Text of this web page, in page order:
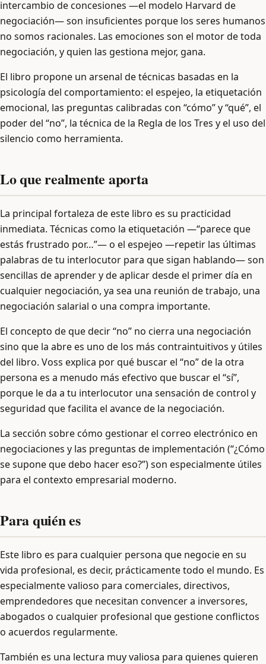
intercambio de concesiones —el modelo Harvard de
negociación— son insuficientes porque los seres humanos
no somos racionales. Las emociones son el motor de toda
negociación, y quien las gestiona mejor, gana.
El libro propone un arsenal de técnicas basadas en la
psicología del comportamiento: el espejeo, la etiquetación
emocional, las preguntas calibradas con “cómo” y “qué”, el
poder del “no”, la técnica de la Regla de los Tres y el uso del
silencio como herramienta.
Lo que realmente aporta
La principal fortaleza de este libro es su practicidad
inmediata. Técnicas como la etiquetación —“parece que
estás frustrado por…”— o el espejeo —repetir las últimas
palabras de tu interlocutor para que sigan hablando— son
sencillas de aprender y de aplicar desde el primer día en
cualquier negociación, ya sea una reunión de trabajo, una
negociación salarial o una compra importante.
El concepto de que decir “no” no cierra una negociación
sino que la abre es uno de los más contraintuitivos y útiles
del libro. Voss explica por qué buscar el “no” de la otra
persona es a menudo más efectivo que buscar el “sí”,
porque le da a tu interlocutor una sensación de control y
seguridad que facilita el avance de la negociación.
La sección sobre cómo gestionar el correo electrónico en
negociaciones y las preguntas de implementación (“¿Cómo
se supone que debo hacer eso?”) son especialmente útiles
para el contexto empresarial moderno.
Para quién es
Este libro es para cualquier persona que negocie en su
vida profesional, es decir, prácticamente todo el mundo. Es
especialmente valioso para comerciales, directivos,
emprendedores que necesitan convencer a inversores,
abogados o cualquier profesional que gestione conflictos
o acuerdos regularmente.
También es una lectura muy valiosa para quienes quieren